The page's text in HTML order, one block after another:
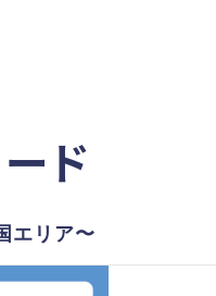
ド
エリア〜